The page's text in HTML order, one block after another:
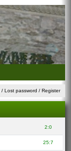
/ Lost password / Register
2:0
25:7